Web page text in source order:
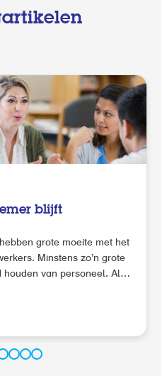
blijft
grote moeite met het
Minstens zo’n grote
houden van personeel. Als
stap in hun carrière te
het belangrijk
bij verschillende